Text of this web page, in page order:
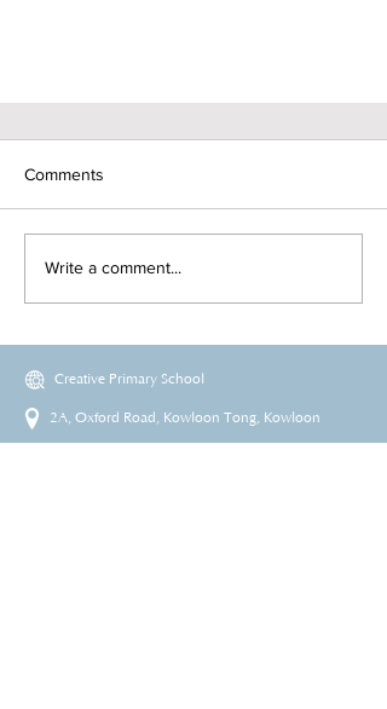
Comments
Write a comment...
Creative Primary School
2A, Oxford Road, Kowloon Tong, Kowloon